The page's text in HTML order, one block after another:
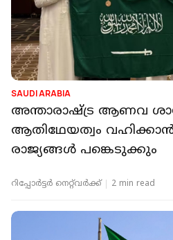
SAUDI ARABIA
അന്താരാഷ്ട്ര ആണവ
ആതിഥേയത്വം വഹിക്കാൻ
രാജ്യങ്ങൾ പങ്കെടുക്കും
റിപ്പോർട്ടർ നെറ്റ്‌വര്‍ക്ക്‌ 2 min read